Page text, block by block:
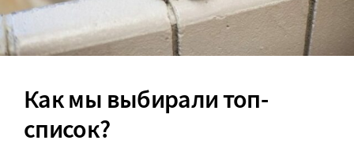
Как мы выбирали топ-
список?